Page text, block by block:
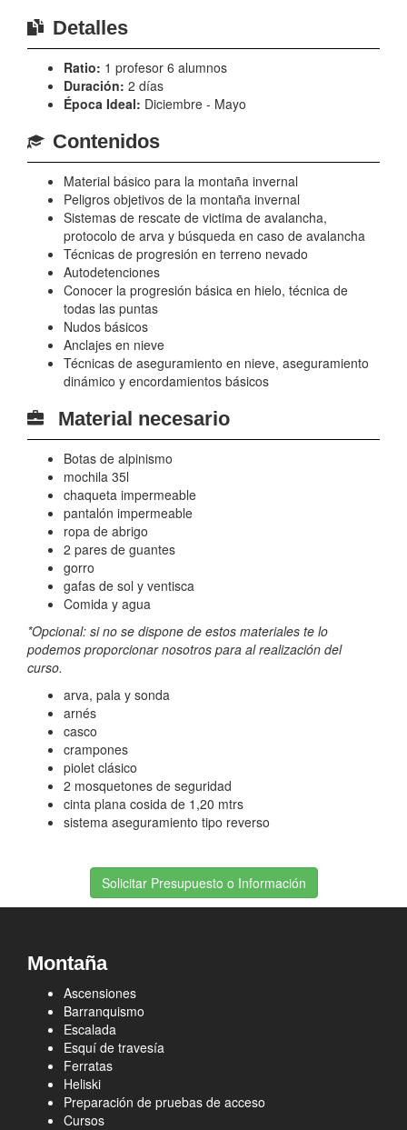
Detalles
Ratio: 1 profesor 6 alumnos
Duración: 2 días
Época Ideal: Diciembre - Mayo
Contenidos
Material básico para la montaña invernal
Peligros objetivos de la montaña invernal
Sistemas de rescate de victima de avalancha,
protocolo de arva y búsqueda en caso de avalancha
Técnicas de progresión en terreno nevado
Autodetenciones
Conocer la progresión básica en hielo, técnica de
todas las puntas
Nudos básicos
Anclajes en nieve
Técnicas de aseguramiento en nieve, aseguramiento
dinámico y encordamientos básicos
Material necesario
Botas de alpinismo
mochila 35l
chaqueta impermeable
pantalón impermeable
ropa de abrigo
2 pares de guantes
gorro
gafas de sol y ventisca
Comida y agua
*Opcional: si no se dispone de estos materiales te lo
podemos proporcionar nosotros para al realización del
curso.
arva, pala y sonda
arnés
casco
crampones
piolet clásico
2 mosquetones de seguridad
cinta plana cosida de 1,20 mtrs
sistema aseguramiento tipo reverso
Solicitar Presupuesto o Información
Montaña
Ascensiones
Barranquismo
Escalada
Esquí de travesía
Ferratas
Heliski
Preparación de pruebas de acceso
Cursos